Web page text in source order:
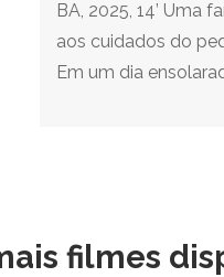
BA, 2025, 14’ Uma
aos cuidados do
Em um dia
filmes